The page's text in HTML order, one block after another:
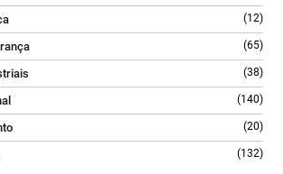
(12)
(65)
(38)
(140)
(20)
(132)